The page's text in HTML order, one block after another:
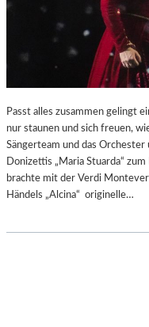
Passt alles zusammen gelingt
nur staunen und sich freuen,
Sängerteam und das
Donizettis „Maria Stuarda“
brachte mit der Verdi
Händels „Alcina“ originelle…